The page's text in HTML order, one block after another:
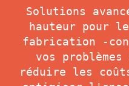
Solutions
hauteur pour
fabrication -
vos
réduire les